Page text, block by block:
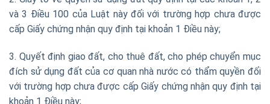
và 3 Điều 100 của Luật này đối với trường hợp chưa được
cấp Giấy chứng nhận quy định tại khoản 1 Điều này;
3. Quyết định giao đất, cho thuê đất, cho phép chuyển mục
đích sử dụng đất của cơ quan nhà nước có thẩm quyền đối
với trường hợp chưa được cấp Giấy chứng nhận quy định tại
khoản 1 Điều này;